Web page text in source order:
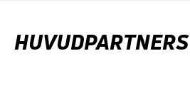
HUVUDPARTNERS